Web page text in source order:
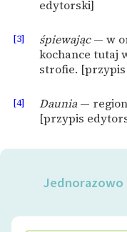
edytorski]
[3] śpiewając— w
kochance tutaj
strofie.
[4] Daunia— region
[przypis
Jednorazowo